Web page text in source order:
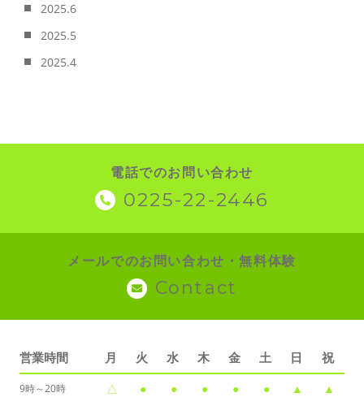
2025.6
2025.5
2025.4
電話でのお問い合わせ
0225-22-2446
メールでのお問い合わせ・無料体験
Contact
営業時間 月 火 水 木 金 土 日 祝
9時～20時 △ ● ● ● ● ● ▲ ▲